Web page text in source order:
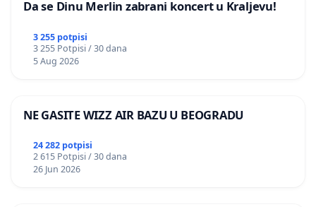
Da se Dinu Merlin zabrani koncert u Kraljevu!
3 255 potpisi
3 255 Potpisi / 30 dana
5 Aug 2026
NE GASITE WIZZ AIR BAZU U BEOGRADU
24 282 potpisi
2 615 Potpisi / 30 dana
26 Jun 2026